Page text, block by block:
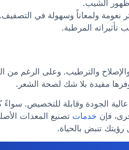
الشيب.
نعومة ولمعاناً وسهولة في التصفيف.
تأثيراته المرطبة.
والترطيب. وعلى الرغم من
يوفرها مفيدة بلا شك لصحة الشعر.
عالية الجودة وقابلة للتخصيص. سواءً
فإن خدمات تصنيع المعدات
تنبض بالحياة.